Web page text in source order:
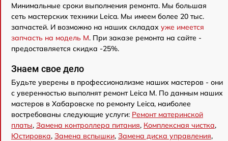
Минимальные сроки выполнения ремонта. Мы большая
сеть мастерских техники Leica. Мы имеем более 20 тыс.
запчастей. И возможно на наших складах уже имеется
запчасть на модель M. При заказе ремонта на сайте -
предоставляется скидка -25%.
Знаем свое дело
Будьте уверены в профессионализме наших мастеров - они
с уверенностью выполнят ремонт Leica M. По данным наших
мастеров в Хабаровске по ремонту Leica, наиболее
востребованы следующие услуги: Ремонт материнской
платы, Замена контроллера питания, Комплексная чистка,
Юстировка, Замена вспышки, Замена диска управления,